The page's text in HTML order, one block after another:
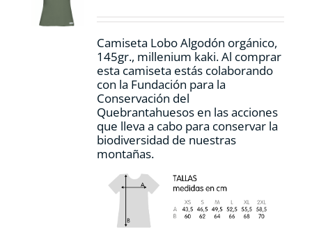
en
página
de
producto
Camiseta Lobo Algodón orgánico,
145gr., millenium kaki. Al comprar
esta camiseta estás colaborando
con la Fundación para la
Conservación del
Quebrantahuesos en las acciones
que lleva a cabo para conservar la
biodiversidad de nuestras
montañas.